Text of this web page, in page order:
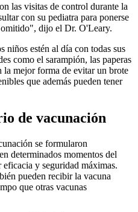
las visitas de control durante la
con su pediatra para ponerse
omitido", dijo el Dr. O'Leary.
niños estén al día con todas sus
como el sarampión, las paperas
la mejor forma de evitar un brote
que además pueden tener
de va​cunación
se formularon
determinados momentos del
y seguridad máximas.
pueden recibir la vacuna
que otras vacunas